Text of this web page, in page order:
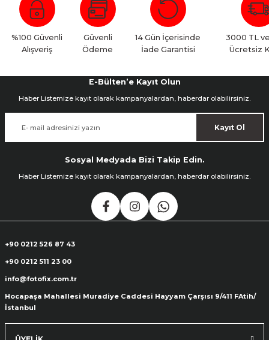
%100 Güvenli
Alışveriş
Güvenli
Ödeme
14 Gün İçerisinde
İade Garantisi
3000 TL
Ücretsiz
E-Bülten’e Kayıt Olun
Haber Listemize kayıt olarak kampanyalardan, haberdar olabilirsiniz.
Kayıt Ol
Sosyal Medyada Bizi Takip Edin.
Haber Listemize kayıt olarak kampanyalardan, haberdar olabilirsiniz.
+90 0212 526 87 43
+90 0212 511 23 00
info@fotofix.com.tr
Hocapaşa Mahallesi Muradiye Caddesi Hayyam Çarşısı 9/411 FAtih/
İstanbul